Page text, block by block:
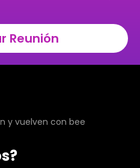
Reunión
y vuelven con bee